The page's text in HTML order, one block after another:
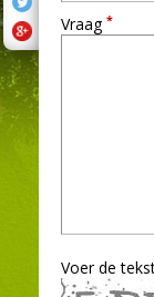
Vraag *
Voer de